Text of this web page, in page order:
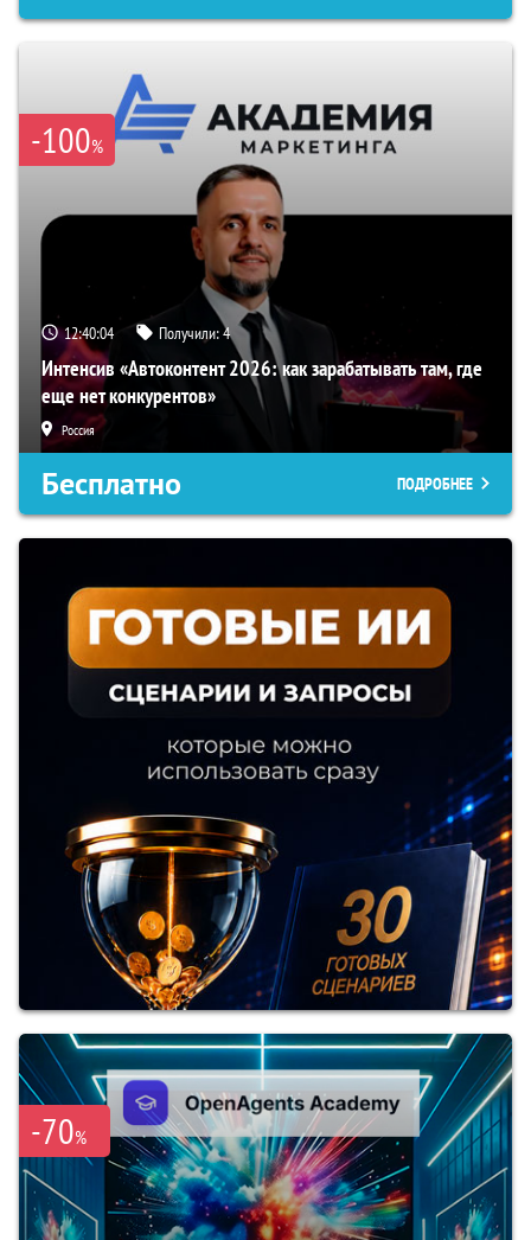
-100%
12:40:04 Получили:4
Интенсив «Автоконтент 2026: как зарабатывать там, где
еще нет конкурентов»
Россия
Бесплатно ПОДРОБНЕЕ
-70%